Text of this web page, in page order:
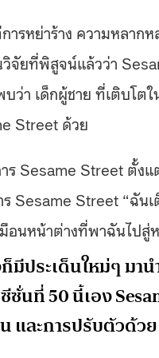
ารหย่าร้าง ความหลาก
วิจัยที่พิสูจน์แล้วว่า
บว่า เด็กผู้ชาย ที่เติบโ
Street ด้วย
Sesame Street ตั้งแ
Sesame Street “ฉัน
อนหน้าต่างที่พาฉันไปสู่
มีประเด็นใหม่ๆ มา
ซั่นที่ 50 นี้เอง
และการปรับตัวด้วย